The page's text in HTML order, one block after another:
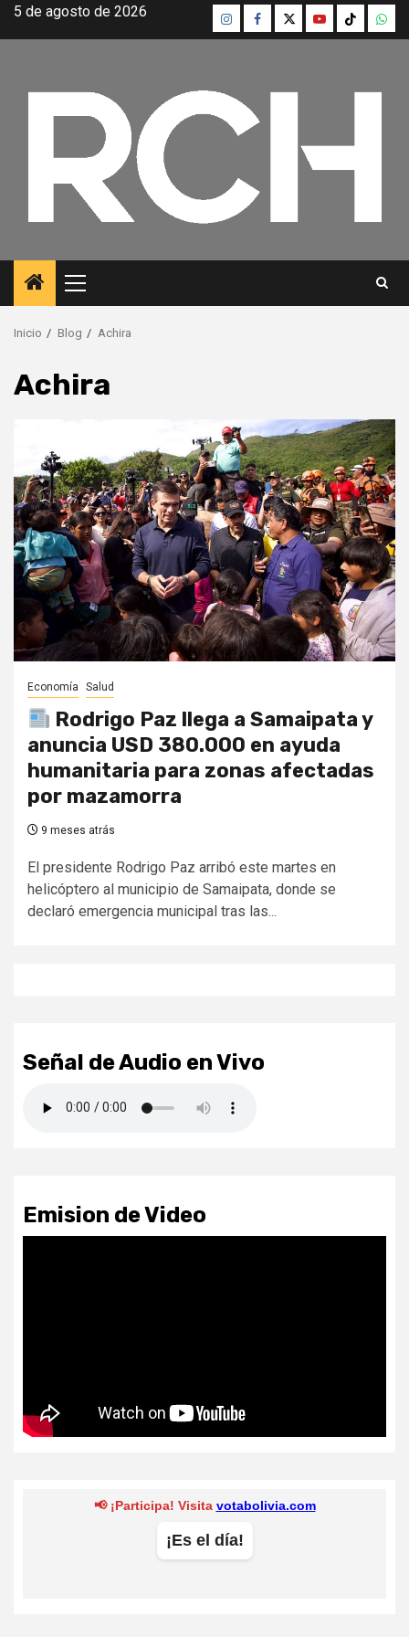
Saltar
5 de agosto de 2026 InstagramFacebook
TwitterYoutubeTikTok
Menú
principal
Inicio Blog Achira
Achira
Economía Salud
Rodrigo Paz llega a Samaipata y
anuncia USD 380.000 en ayuda
humanitaria para zonas afectadas
por mazamorra
9 meses atrás
El presidente Rodrigo Paz arribó este martes en
helicóptero al municipio de Samaipata, donde se
declaró emergencia municipal tras las...
Señal de Audio en Vivo
Emision de Video